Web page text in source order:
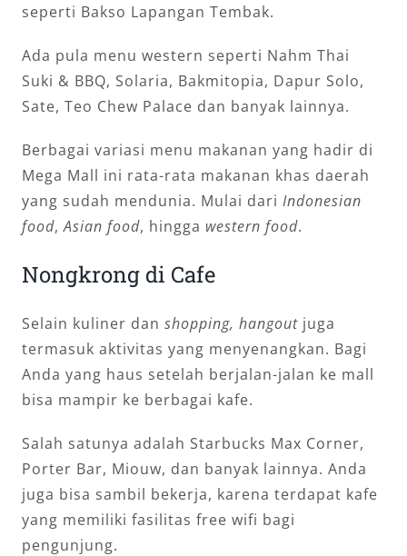
seperti Bakso Lapangan Tembak.
Ada pula menu western seperti Nahm Thai
Suki & BBQ, Solaria, Bakmitopia, Dapur Solo,
Sate, Teo Chew Palace dan banyak lainnya.
Berbagai variasi menu makanan yang hadir di
Mega Mall ini rata-rata makanan khas daerah
yang sudah mendunia. Mulai dari Indonesian
food,Asian food, hingga western food.
Nongkrong di Cafe
Selain kuliner dan shopping, hangout juga
termasuk aktivitas yang menyenangkan. Bagi
Anda yang haus setelah berjalan-jalan ke mall
bisa mampir ke berbagai kafe.
Salah satunya adalah Starbucks Max Corner,
Porter Bar, Miouw, dan banyak lainnya. Anda
juga bisa sambil bekerja, karena terdapat kafe
yang memiliki fasilitas free wifi bagi
pengunjung.